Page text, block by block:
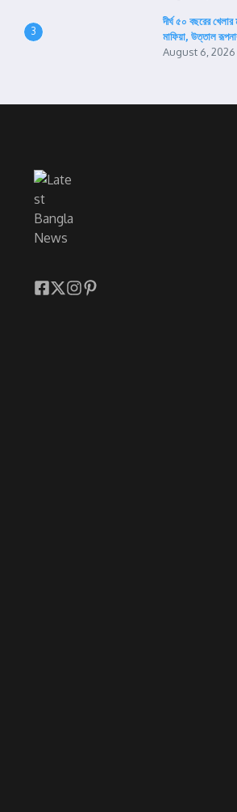
3
দীর্ঘ ৫০ বছরের
মাফিয়া, উত্তাল
August 6, 2026